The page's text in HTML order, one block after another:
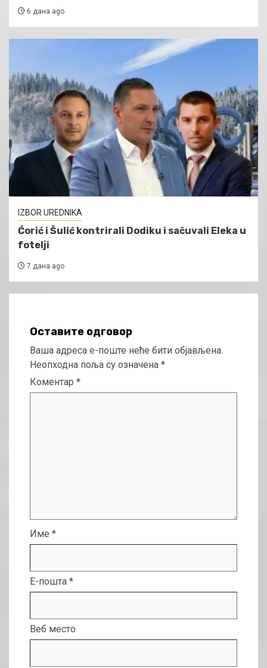
6 дана ago
IZBOR UREDNIKA
Ćorić i Šulić kontrirali Dodiku i sačuvali Eleka u
fotelji
7 дана ago
Оставите одговор
Ваша адреса е-поште неће бити објављена.
Неопходна поља су означена *
Коментар *
Име *
Е-пошта *
Веб место